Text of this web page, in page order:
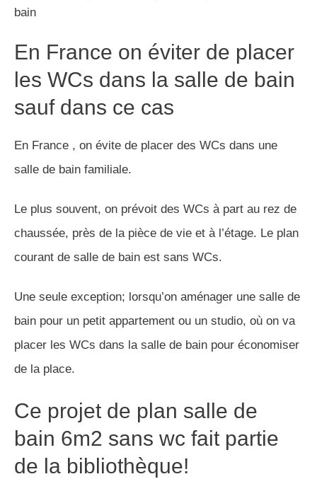
bain
En France on éviter de placer
les WCs dans la salle de bain
sauf dans ce cas
En France , on évite de placer des WCs dans une
salle de bain familiale.
Le plus souvent, on prévoit des WCs à part au rez de
chaussée, près de la pièce de vie et à l’étage. Le plan
courant de salle de bain est sans WCs.
Une seule exception; lorsqu’on aménager une salle de
bain pour un petit appartement ou un studio, où on va
placer les WCs dans la salle de bain pour économiser
de la place.
Ce projet de plan salle de
bain 6m2 sans wc fait partie
de la bibliothèque!